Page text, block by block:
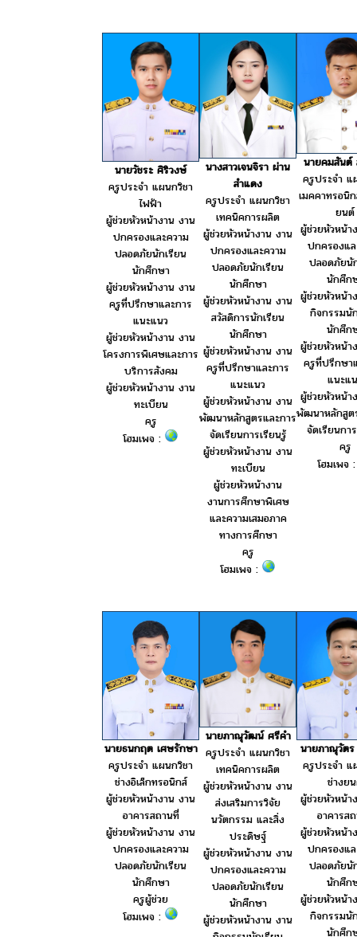
นายวัชระ ศิริวงษ์
ครูประจำ แผนกวิชา
ไฟฟ้า
ผู้ช่วยหัวหน้างาน งาน
ปกครองและความ
ปลอดภัยนักเรียน
นักศึกษา
ผู้ช่วยหัวหน้างาน งาน
ครูที่ปรึกษาและการ
แนะแนว
ผู้ช่วยหัวหน้างาน งาน
โครงการพิเศษและการ
บริการสังคม
ผู้ช่วยหัวหน้างาน งาน
ทะเบียน
ครู
โฮมเพจ :
นางสาวเจนจิรา ผ่าน
สำแดง
ครูประจำ แผนกวิชา
เทคนิคการผลิต
ผู้ช่วยหัวหน้างาน งาน
ปกครองและความ
ปลอดภัยนักเรียน
นักศึกษา
ผู้ช่วยหัวหน้างาน งาน
สวัสดิการนักเรียน
นักศึกษา
ผู้ช่วยหัวหน้างาน งาน
ครูที่ปรึกษาและการ
แนะแนว
ผู้ช่วยหัวหน้างาน งาน
พัฒนาหลักสูตรและการ
จัดเรียนการเรียนรู้
ผู้ช่วยหัวหน้างาน งาน
ทะเบียน
ผู้ช่วยหัวหน้างาน
งานการศึกษาพิเศษ
และความเสมอภาค
ทางการศึกษา
ครู
โฮมเพจ :
นายคมสันต์
ครูประจำ แ
เมคคาทรอนิ
ยนต์
ผู้ช่วยหัวหน้า
ปกครองแ
ปลอดภัยนั
นักศึก
ผู้ช่วยหัวหน้า
กิจกรรมนั
นักศึก
ผู้ช่วยหัวหน้า
ครูที่ปรึกษา
แนะแ
ผู้ช่วยหัวหน้า
พัฒนาหลักสูต
จัดเรียนกา
ครู
โฮมเพจ
นายธนกฤต เศษรักษา
ครูประจำ แผนกวิชา
ช่างอิเล็กทรอนิกส์
ผู้ช่วยหัวหน้างาน งาน
อาคารสถานที่
ผู้ช่วยหัวหน้างาน งาน
ปกครองและความ
ปลอดภัยนักเรียน
นักศึกษา
ครูผู้ช่วย
โฮมเพจ :
นายภาณุวัฒน์ ศรีคำ
ครูประจำ แผนกวิชา
เทคนิคการผลิต
ผู้ช่วยหัวหน้างาน งาน
ส่งเสริมการวิจัย
นวัตกรรม และสิ่ง
ประดิษฐ์
ผู้ช่วยหัวหน้างาน งาน
ปกครองและความ
ปลอดภัยนักเรียน
นักศึกษา
ผู้ช่วยหัวหน้างาน งาน
นายภาณุวัตร
ครูประจำ แ
ช่างย
ผู้ช่วยหัวหน้า
อาคารส
ผู้ช่วยหัวหน้า
ปกครองแ
ปลอดภัยนั
นักศึก
ผู้ช่วยหัวหน้า
กิจกรรมนั
นักศึก